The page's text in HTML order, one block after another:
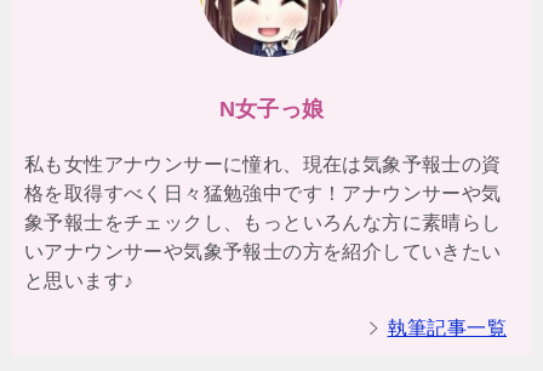
N女子っ娘
私も女性アナウンサーに憧れ、現在は気象予報士の資
格を取得すべく日々猛勉強中です！アナウンサーや気
象予報士をチェックし、もっといろんな方に素晴らし
いアナウンサーや気象予報士の方を紹介していきたい
と思います♪
執筆記事一覧